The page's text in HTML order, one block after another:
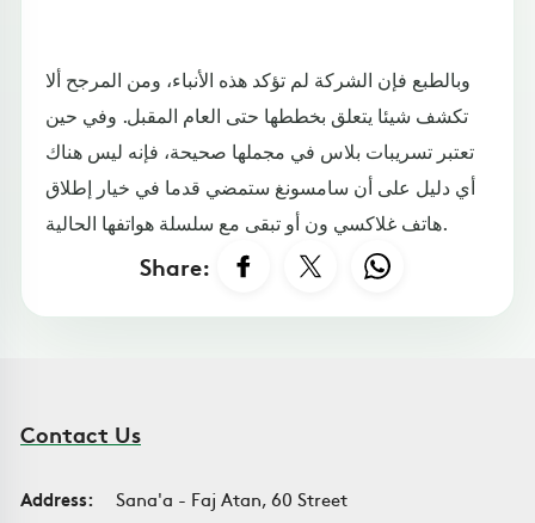
وبالطبع فإن الشركة لم تؤكد هذه الأنباء، ومن المرجح ألا
تكشف شيئا يتعلق بخططها حتى العام المقبل. وفي حين
تعتبر تسريبات بلاس في مجملها صحيحة، فإنه ليس هناك
أي دليل على أن سامسونغ ستمضي قدما في خيار إطلاق
هاتف غلاكسي ون أو تبقى مع سلسلة هواتفها الحالية.
Share:
Contact Us
Address:
Sana'a - Faj Atan, 60 Street